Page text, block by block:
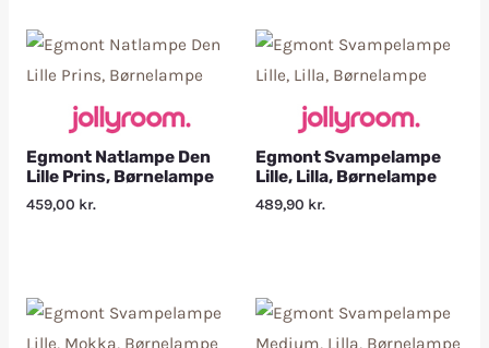
Egmont Natlampe Den
Lille Prins, Børnelampe
459,00 kr.
Egmont Svampelampe
Lille, Lilla, Børnelampe
489,90 kr.